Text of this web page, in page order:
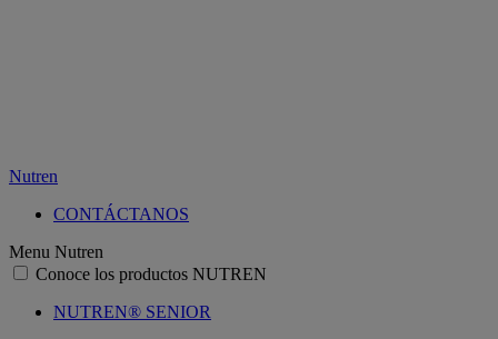
Nutren
CONTÁCTANOS
Menu Nutren
Conoce los productos NUTREN
NUTREN® SENIOR